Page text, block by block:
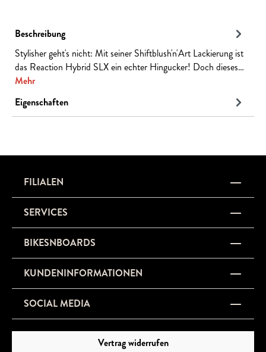
Beschreibung
Stylisher geht's nicht: Mit seiner Shiftblush'n'Art Lackierung ist
das Reaction Hybrid SLX ein echter Hingucker! Doch dieses…
Mehr
Eigenschaften
FILIALEN
SERVICES
BIKESNBOARDS
KUNDENINFORMATIONEN
SOCIAL MEDIA
Vertrag widerrufen